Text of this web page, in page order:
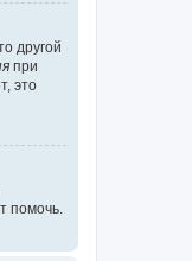
другой
при
это
помочь.